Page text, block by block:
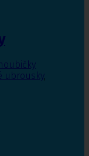
ubrousky,